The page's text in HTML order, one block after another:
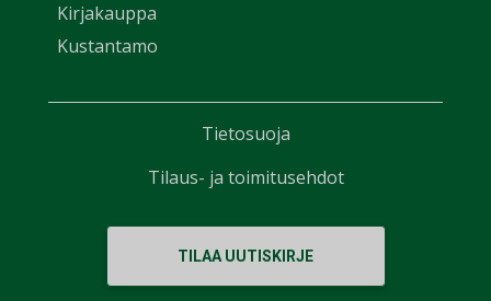
Kirjakauppa
Kustantamo
TILAA UUTISKIRJE
Tietosuoja
Tilaus- ja toimitusehdot